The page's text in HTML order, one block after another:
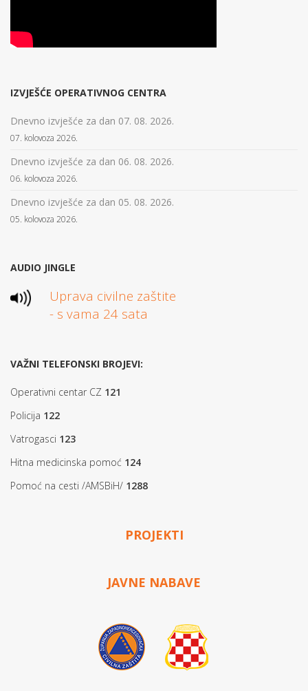
IZVJEŠĆE OPERATIVNOG CENTRA
Dnevno izvješće za dan 07. 08. 2026.
07. kolovoza 2026.
Dnevno izvješće za dan 06. 08. 2026.
06. kolovoza 2026.
Dnevno izvješće za dan 05. 08. 2026.
05. kolovoza 2026.
AUDIO JINGLE
Uprava civilne zaštite
- s vama 24 sata
VAŽNI TELEFONSKI BROJEVI:
Operativni centar CZ 121
Policija 122
Vatrogasci 123
Hitna medicinska pomoć 124
Pomoć na cesti /AMSBiH/ 1288
PROJEKTI
JAVNE NABAVE